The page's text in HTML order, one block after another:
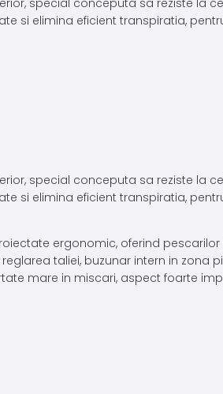
si elimina eficient transpiratia,
special conceputa sa reziste
si elimina eficient transpiratia,
ergonomic, oferind
taliei, buzunar intern in
mare in miscari, aspect foarte